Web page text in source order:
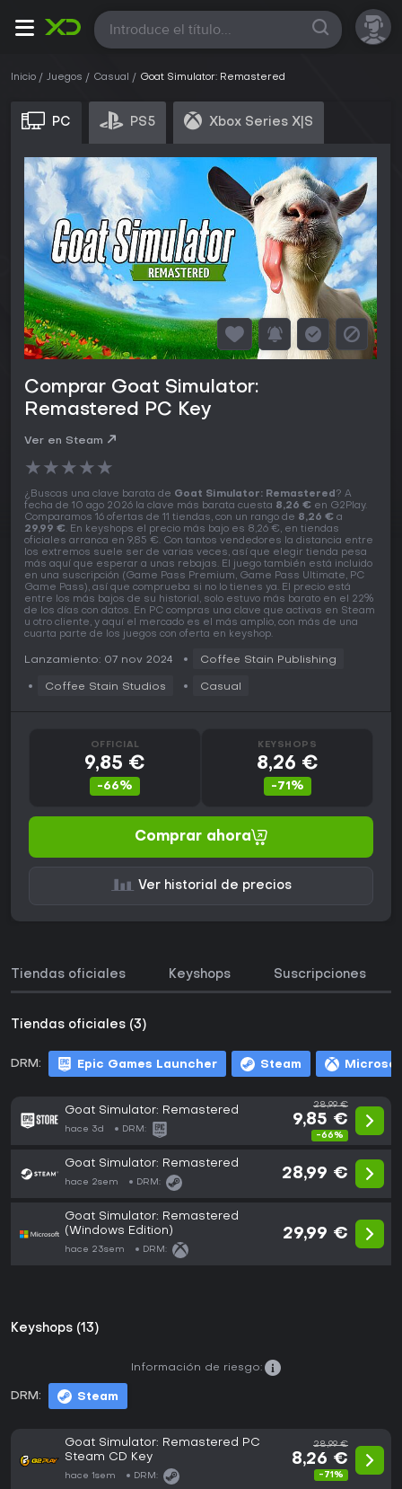
Todas
Inicio Juegos Casual Goat Simulator: Remastered
PC PS5 Xbox Series X|S
Comprar Goat Simulator:
Remastered PC Key
Ver en Steam
★★★★★
¿Buscas una clave barata de Goat Simulator: Remastered? A
fecha de 10 ago 2026 la clave más barata cuesta 8,26 € en G2Play.
Comparamos 16 ofertas de 11 tiendas, con un rango de 8,26 € a
29,99 €. En keyshops el precio más bajo es 8,26 €, en tiendas
oficiales arranca en 9,85 €. Con tantos vendedores la distancia entre
los extremos suele ser de varias veces, así que elegir tienda pesa
más aquí que esperar a unas rebajas. El juego también está incluido
en una suscripción (Game Pass Premium, Game Pass Ultimate, PC
Game Pass), así que comprueba si no lo tienes ya. El precio está
entre los más bajos de su historial, solo estuvo más barato en el 22%
de los días con datos. En PC compras una clave que activas en Steam
u otro cliente, y aquí el mercado es el más amplio, con más de una
cuarta parte de los juegos con oferta en keyshop.
Lanzamiento: 07 nov 2024 Coffee Stain Publishing
Coffee Stain Studios Casual
OFFICIAL
9,85 €
-66%
KEYSHOPS
8,26 €
-71%
Comprar ahora
Ver historial de precios
Tiendas oficiales Keyshops Suscripciones
Tiendas oficiales (3)
DRM: Epic Games Launcher Steam
Goat Simulator: Remastered
hace 3d DRM:
28,99 €
9,85 €
-66%
Goat Simulator: Remastered
hace 2sem DRM:
28,99 €
Goat Simulator: Remastered
(Windows Edition)
hace 23sem DRM:
29,99 €
Keyshops (13)
DRM: Steam
Información de riesgo:
Goat Simulator: Remastered PC
Steam CD Key
hace 1sem DRM:
28,99 €
8,26 €
-71%